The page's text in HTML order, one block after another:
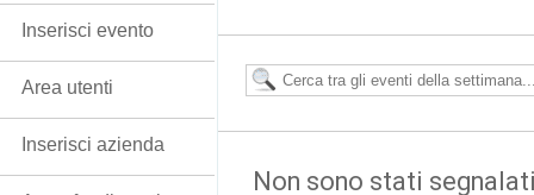
Non sono stati
Inserisci evento
Area utenti
Inserisci azienda